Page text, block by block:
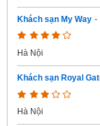
Khách sạn My Way -
Hà Nội
Khách sạn Royal
Hà Nội